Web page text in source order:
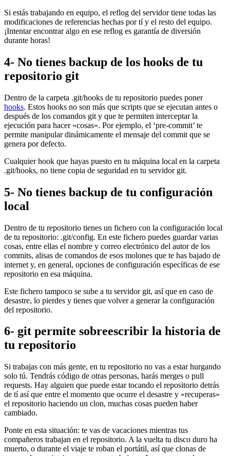
Si estás trabajando en equipo, el reflog del servidor tiene todas las
modificaciones de referencias hechas por tí y el resto del equipo.
¡Intentar encontrar algo en ese reflog es garantía de diversión
durante horas!
4- No tienes backup de los hooks de tu
repositorio git
Dentro de la carpeta .git/hooks de tu repositorio puedes poner
hooks. Estos hooks no son más que scripts que se ejecutan antes o
después de los comandos git y que te permiten interceptar la
ejecución para hacer «cosas». Por ejemplo, el ‘pre-commit’ te
permite manipular dinámicamente el mensaje del commit que se
genera por defecto.
Cualquier hook que hayas puesto en tu máquina local en la carpeta
.git/hooks, no tiene copia de seguridad en tu servidor git.
5- No tienes backup de tu configuración
local
Dentro de tu repositorio tienes un fichero con la configuración local
de tu repositorio: .git/config. En este fichero puedes guardar varias
cosas, entre ellas el nombre y correo electrónico del autor de los
commits, alisas de comandos de esos molones que te has bajado de
internet y, en general, opciones de configuración específicas de ese
repositorio en esa máquina.
Este fichero tampoco se sube a tu servidor git, así que en caso de
desastre, lo pierdes y tienes que volver a generar la configuración
del repositorio.
6- git permite sobreescribir la historia de
tu repositorio
Si trabajas con más gente, en tu repositorio no vas a estar hurgando
solo tú. Tendrás código de otras personas, harás merges o pull
requests. Hay alguien que puede estar tocando el repositorio detrás
de tí así que entre el momento que ocurre el desastre y «recuperas»
el repositorio haciendo un clon, muchas cosas pueden haber
cambiado.
Ponte en esta situación: te vas de vacaciones mientras tus
compañeros trabajan en el repositorio. A la vuelta tu disco duro ha
muerto, o durante el viaje te roban el portátil, así que clonas de